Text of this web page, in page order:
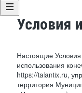
Условия
Настоящие
использования
https://talantix.ru,
территория